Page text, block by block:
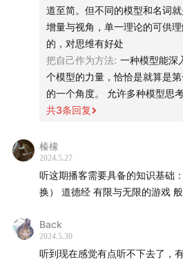
道至简。但不同的模型和名词
增量与视角，单一理论的可供
的，对思维有好处
把自己作为方法: 一种模型能深
个模型的力量，恰恰是就算是
的一个角度。 允许多种模型思考
共3条回复
榛橡
2024.5.27
听这期播客需要具备的知识基础
换） 道德经 有限与无限的游戏
Back
2024.5.30
听到现在感觉有点听不下去了，